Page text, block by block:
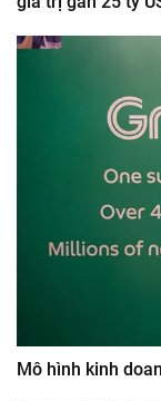
Mô hình kinh